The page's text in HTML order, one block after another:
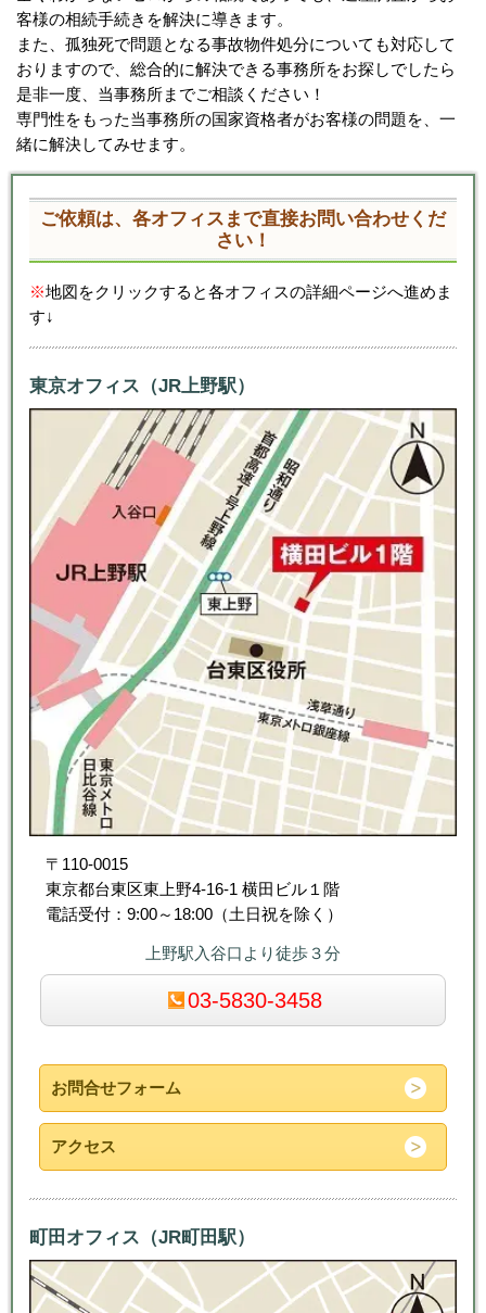
客様の相続手続きを解決に導きます。
また、孤独死で問題となる事故物件処分についても対応して
おりますので、総合的に解決できる事務所をお探しでしたら
是非一度、当事務所までご相談ください！
専門性をもった当事務所の国家資格者がお客様の問題を、一
緒に解決してみせます。
ご依頼は、各オフィスまで直接お問い合わせくだ
さい！
※地図をクリックすると各オフィスの詳細ページへ進めま
す↓
東京オフィス（JR上野駅）
〒110-0015
東京都台東区東上野4-16-1 横田ビル１階
電話受付：9:00～18:00（土日祝を除く）
上野駅入谷口より徒歩３分
03-5830-3458
お問合せフォーム
アクセス
町田オフィス（JR町田駅）